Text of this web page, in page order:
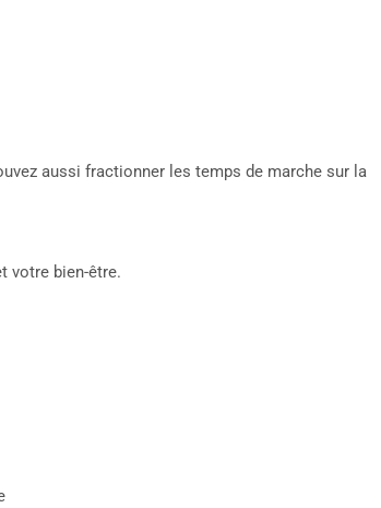
aussi fractionner les temps de marche sur la
votre bien-être.